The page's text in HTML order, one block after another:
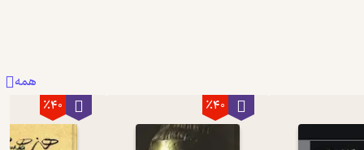
همه
٪40 ٪40